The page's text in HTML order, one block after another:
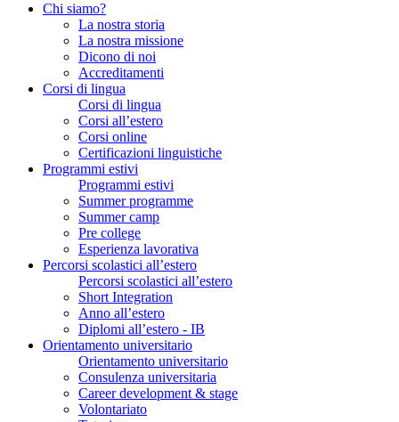
Chi siamo?
La nostra storia
La nostra missione
Dicono di noi
Accreditamenti
Corsi di lingua
Corsi di lingua
Corsi all’estero
Corsi online
Certificazioni linguistiche
Programmi estivi
Programmi estivi
Summer programme
Summer camp
Pre college
Esperienza lavorativa
Percorsi scolastici all’estero
Percorsi scolastici all’estero
Short Integration
Anno all’estero
Diplomi all’estero - IB
Orientamento universitario
Orientamento universitario
Consulenza universitaria
Career development & stage
Volontariato